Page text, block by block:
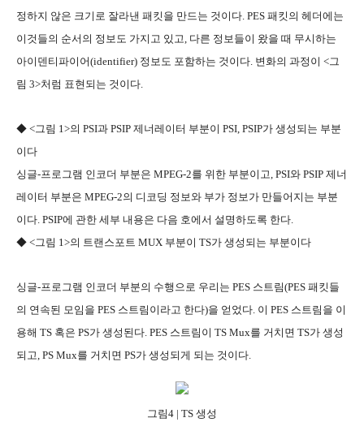
정하지 않은 크기로 잘라낸 패킷을 만드는 것이다. PES 패킷의 헤더에는
이것들의 순서의 정보도 가지고 있고, 다른 정보들이 왔을 때 무시하는
아이덴티파이어(identifier) 정보도 포함하는 것이다. 변화의 과정이 <그
림 3>처럼 표현되는 것이다.
◆ <그림 1>의 PSI과 PSIP 제너레이터 부분이 PSI, PSIP가 생성되는 부분
이다
싱글-프로그램 인코더 부분은 MPEG-2를 위한 부분이고, PSI와 PSIP 제너
레이터 부분은 MPEG-2의 디코딩 정보와 부가 정보가 만들어지는 부분
이다. PSIP에 관한 세부 내용은 다음 호에서 설명하도록 한다.
◆ <그림 1>의 트랜스포트 MUX 부분이 TS가 생성되는 부분이다
싱글-프로그램 인코더 부분의 수행으로 우리는 PES 스트림(PES 패킷들
의 연속된 모임을 PES 스트림이라고 한다)을 얻었다. 이 PES 스트림을 이
용해 TS 혹은 PS가 생성된다. PES 스트림이 TS Mux를 거치면 TS가 생성
되고, PS Mux를 거치면 PS가 생성되게 되는 것이다.
그림4 | TS 생성